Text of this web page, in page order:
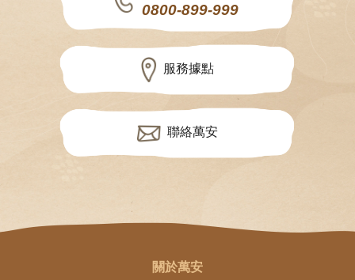
0800-899-999
服務據點
聯絡萬安
關於萬安